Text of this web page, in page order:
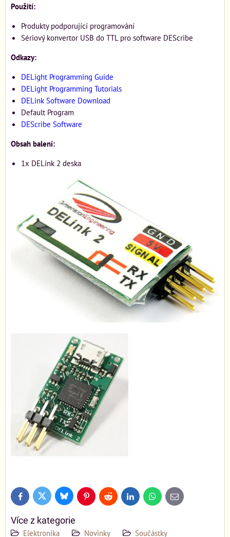
Použití:
Produkty podporující programování
Sériový konvertor USB do TTL pro software DEScribe
Odkazy:
DELight Programming Guide
DELight Programming Tutorials
DELink Software Download
Default Program
DEScribe Software
Obsah balení:
1x DELink 2 deska
FacebookTwitter BlueskyPinterestReddit LinkedInWhatsApp
E-
mail
Více z kategorie
Elektronika Novinky Součástky